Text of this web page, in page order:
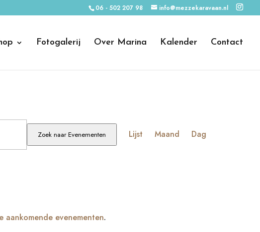
06 - 502 207 98 info@mezzekaravaan.nl
Fotogalerij Over Marina Kalender Contact
aankomende evenementen.
Zoek naar Evenementen
weergaven
Lijst Maand Dag